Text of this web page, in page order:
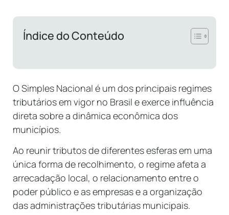
Índice do Conteúdo
O Simples Nacional é um dos principais regimes
tributários em vigor no Brasil e exerce influência
direta sobre a dinâmica econômica dos
municípios.
Ao reunir tributos de diferentes esferas em uma
única forma de recolhimento, o regime afeta a
arrecadação local, o relacionamento entre o
poder público e as empresas e a organização
das administrações tributárias municipais.